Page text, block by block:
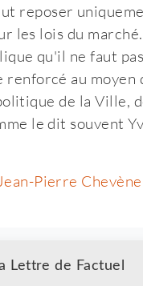
reposer
les lois du
qu'il ne faut
au
de la Ville,
le dit souvent
Jean-Pierre
Lettre de Factuel